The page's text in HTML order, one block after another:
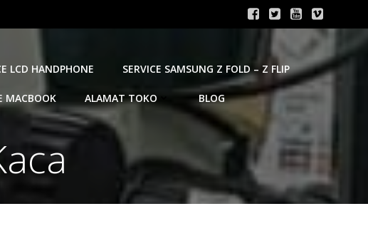
LCD HANDPHONE SERVICE SAMSUNG Z FOLD – Z FLIP
MACBOOK ALAMAT TOKO BLOG